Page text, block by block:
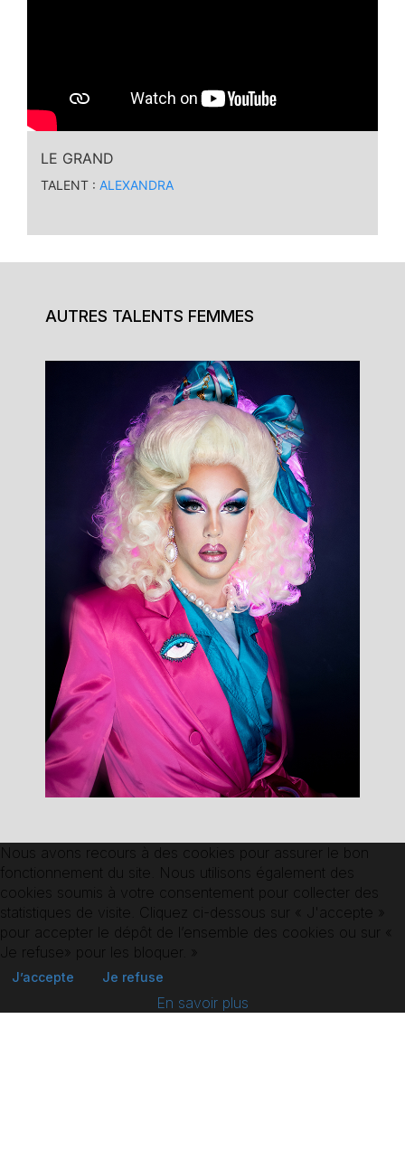
LE GRAND
TALENT : ALEXANDRA
AUTRES TALENTS FEMMES
France
RETOUR AUX
COMÉDIEN.NE.S
Nous avons recours à des cookies pour assurer le bon
fonctionnement du site. Nous utilisons également des
cookies soumis à votre consentement pour collecter des
statistiques de visite. Cliquez ci-dessous sur « J'accepte »
pour accepter le dépôt de l’ensemble des cookies ou sur «
Je refuse» pour les bloquer. »
J’accepte Je refuse
En savoir plus